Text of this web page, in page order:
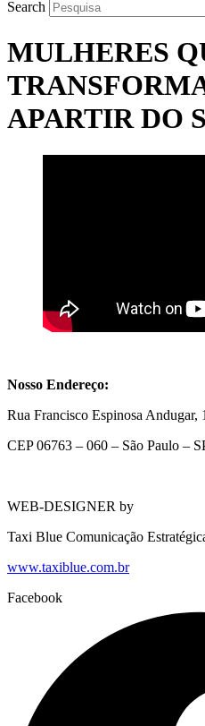
Search
MULHERES
APARTIR DO
Nosso Endereço:
Rua Francisco Espinosa Andugar,
CEP 06763 – 060 – São Paulo –
WEB-DESIGNER by
Taxi Blue Comunicação
www.taxiblue.com.br
Facebook